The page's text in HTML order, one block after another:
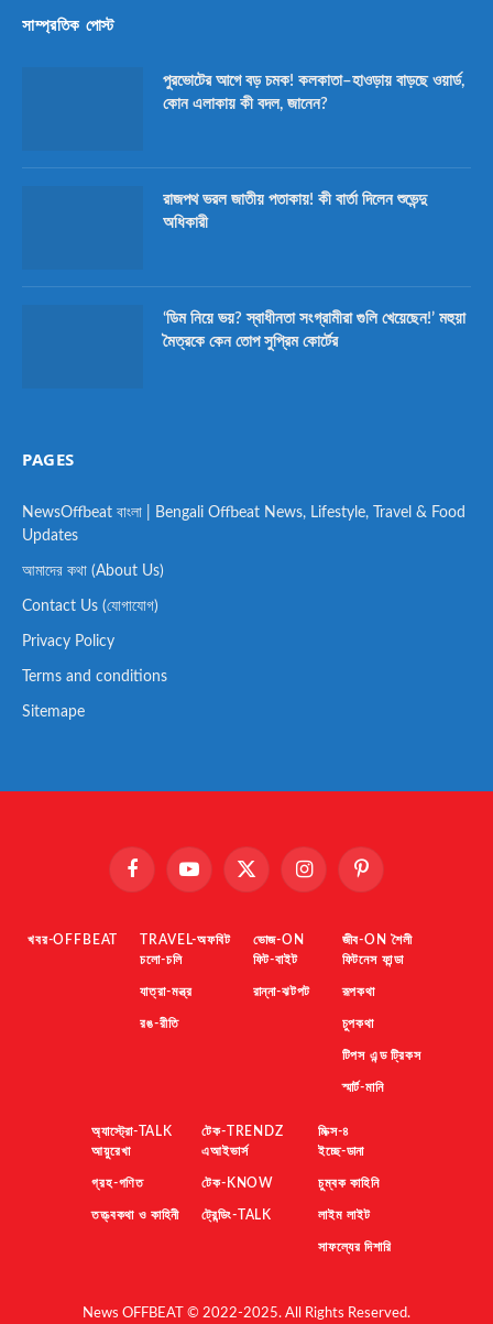
সাম্প্রতিক পোস্ট
পুরভোটের আগে বড় চমক! কলকাতা–হাওড়ায় বাড়ছে ওয়ার্ড,
কোন এলাকায় কী বদল, জানেন?
রাজপথ ভরল জাতীয় পতাকায়! কী বার্তা দিলেন শুভেন্দু
অধিকারী
‘ডিম নিয়ে ভয়? স্বাধীনতা সংগ্রামীরা গুলি খেয়েছেন!’ মহুয়া
মৈত্রকে কেন তোপ সুপ্রিম কোর্টের
PAGES
NewsOffbeat বাংলা | Bengali Offbeat News, Lifestyle, Travel & Food
Updates
আমাদের কথা (About Us)
Contact Us (যোগাযোগ)
Privacy Policy
Terms and conditions
Sitemape
FacebookYouTube X
InstagramPinterest
খবর-OFFBEAT
TRAVEL-অফবিট
চলো-চলি
যাত্রা-মন্ত্র
রঙ-রীতি
ভোজ-ON
ফিট-বাইট
রান্না-ঝটপট
জীব-ON শৈলী
ফিটনেস ফান্ডা
রূপকথা
চুপকথা
টিপস এন্ড ট্রিকস
স্মার্ট-মানি
অ্যাস্ট্রো-TALK
আয়ুরেখা
গ্রহ-গণিত
তত্ত্বকথা ও কাহিনী
টেক-TRENDZ
এআইভার্স
টেক-KNOW
ট্রেন্ডিং-TALK
মিক্স-৪
ইচ্ছে-ডানা
চুম্বক কাহিনি
লাইম লাইট
সাফল্যের দিশারি
News OFFBEAT © 2022-2025. All Rights Reserved.